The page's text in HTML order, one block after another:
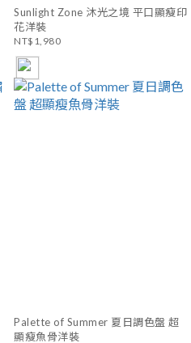
Sunlight Zone 沐光之境 平口顯瘦印
花洋裝
NT$1,980
Palette of Summer 夏日調色盤 超
顯瘦魚骨洋裝